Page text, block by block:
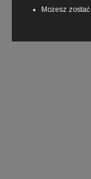
Możesz zostać